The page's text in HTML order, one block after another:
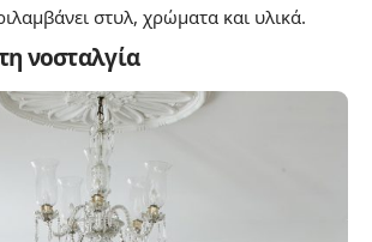
στυλ, χρώματα και υλικά.
νοσταλγία